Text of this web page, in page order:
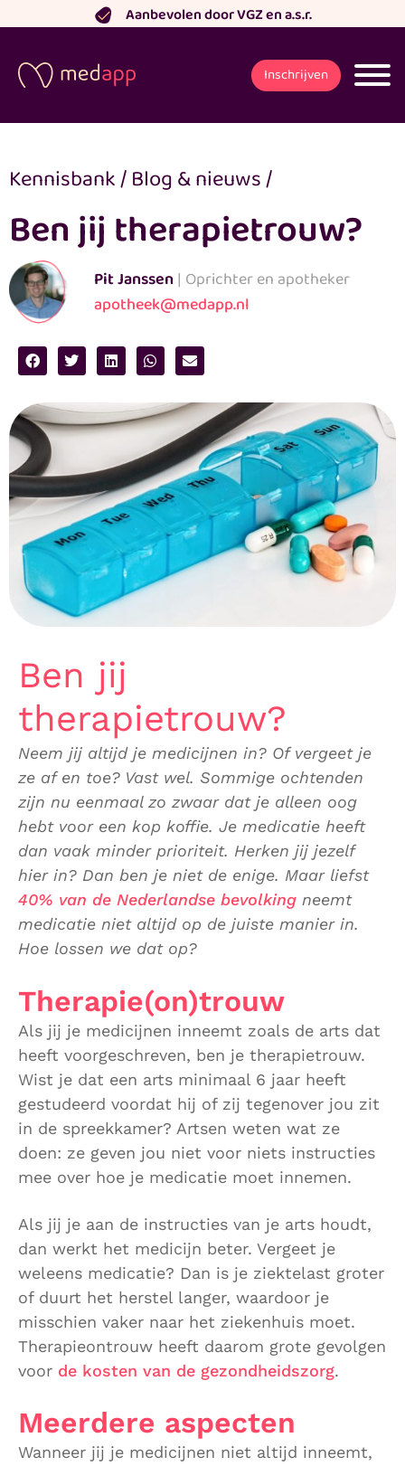
naar
inhoud
Aanbevolen door VGZ en a.s.r.
Inschrijven
Kennisbank/Blog & nieuws/
Ben jij therapietrouw?
Pit Janssen | Oprichter en apotheker
apotheek@medapp.nl
Ben jij
therapietrouw?
Neem jij altijd je medicijnen in? Of vergeet je
ze af en toe? Vast wel. Sommige ochtenden
zijn nu eenmaal zo zwaar dat je alleen oog
hebt voor een kop koffie. Je medicatie heeft
dan vaak minder prioriteit. Herken jij jezelf
hier in? Dan ben je niet de enige. Maar liefst
40% van de Nederlandse bevolking neemt
medicatie niet altijd op de juiste manier in.
Hoe lossen we dat op?
Therapie(on)trouw
Als jij je medicijnen inneemt zoals de arts dat
heeft voorgeschreven, ben je therapietrouw.
Wist je dat een arts minimaal 6 jaar heeft
gestudeerd voordat hij of zij tegenover jou zit
in de spreekkamer? Artsen weten wat ze
doen: ze geven jou niet voor niets instructies
mee over hoe je medicatie moet innemen.
Als jij je aan de instructies van je arts houdt,
dan werkt het medicijn beter. Vergeet je
weleens medicatie? Dan is je ziektelast groter
of duurt het herstel langer, waardoor je
misschien vaker naar het ziekenhuis moet.
Therapieontrouw heeft daarom grote gevolgen
voor de kosten van de gezondheidszorg.
Meerdere aspecten
Wanneer jij je medicijnen niet altijd inneemt,